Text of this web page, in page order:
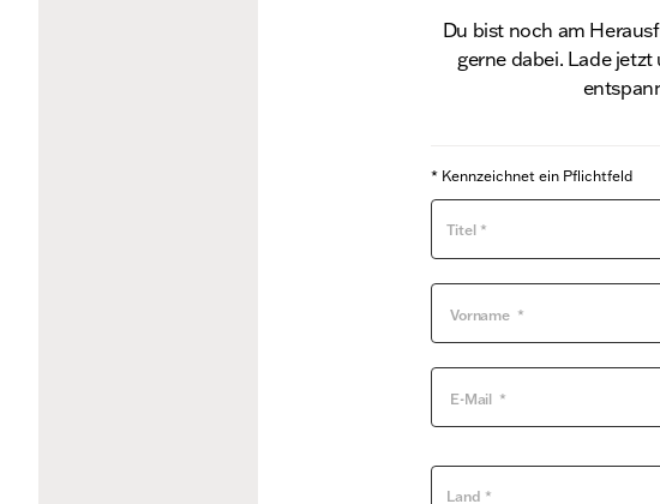
Du bist noch am
gerne dabei. Lade
* Kennzeichnet ein Pflichtfeld
Titel *
Land *